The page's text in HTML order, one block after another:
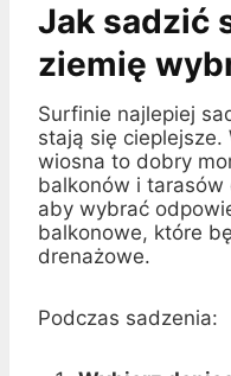
Jak sadzić
ziemię
Surfinie najlepiej
stają się cieplejsze.
wiosna to dobry
balkonów i tarasów
aby wybrać
balkonowe, które
drenażowe.
Podczas sadzenia: